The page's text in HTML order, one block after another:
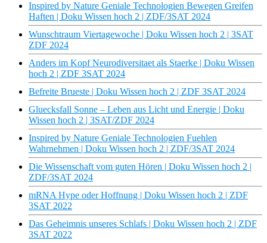
Inspired by Nature Geniale Technologien Bewegen Greifen
Haften | Doku Wissen hoch 2 | ZDF/3SAT 2024
Wunschtraum Viertagewoche | Doku Wissen hoch 2 | 3SAT
ZDF 2024
Anders im Kopf Neurodiversitaet als Staerke | Doku Wissen
hoch 2 | ZDF 3SAT 2024
Befreite Brueste | Doku Wissen hoch 2 | ZDF 3SAT 2024
Gluecksfall Sonne – Leben aus Licht und Energie | Doku
Wissen hoch 2 | 3SAT/ZDF 2024
Inspired by Nature Geniale Technologien Fuehlen
Wahrnehmen | Doku Wissen hoch 2 | ZDF/3SAT 2024
Die Wissenschaft vom guten Hören | Doku Wissen hoch 2 |
ZDF/3SAT 2024
mRNA Hype oder Hoffnung | Doku Wissen hoch 2 | ZDF
3SAT 2022
Das Geheimnis unseres Schlafs | Doku Wissen hoch 2 | ZDF
3SAT 2022